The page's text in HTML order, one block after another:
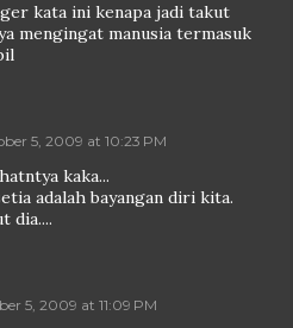
kata ini kenapa jadi takut
mengingat manusia termasuk
5, 2009 at 10:23 PM
kaka...
adalah bayangan diri kita.
dia....
5, 2009 at 11:09 PM